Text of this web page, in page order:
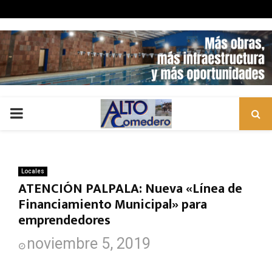
PRIMARY
Locales
ATENCIÓN PALPALA: Nueva «Línea de
Financiamiento Municipal» para
emprendedores
noviembre 5, 2019